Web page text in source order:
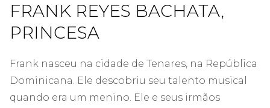
FRANK REYES BACHATA,
PRINCESA
Frank nasceu na cidade de Tenares, na República
Dominicana. Ele descobriu seu talento musical
quando era um menino. Ele e seus irmãos